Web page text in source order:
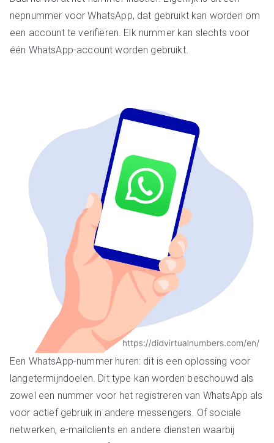
nepnummer voor WhatsApp, dat gebruikt kan worden om
een account te verifiëren. Elk nummer kan slechts voor
één WhatsApp-account worden gebruikt.
Een WhatsApp-nummer huren: dit is een oplossing voor
langetermijndoelen. Dit type kan worden beschouwd als
zowel een nummer voor het registreren van WhatsApp als
voor actief gebruik in andere messengers. Of sociale
netwerken, e-mailclients en andere diensten waarbij